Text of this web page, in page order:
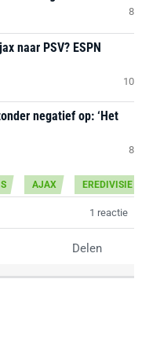
8
naar PSV? ESPN
10
negatief op: ‘Het
8
AJAX EREDIVISIE
1 reactie
Delen